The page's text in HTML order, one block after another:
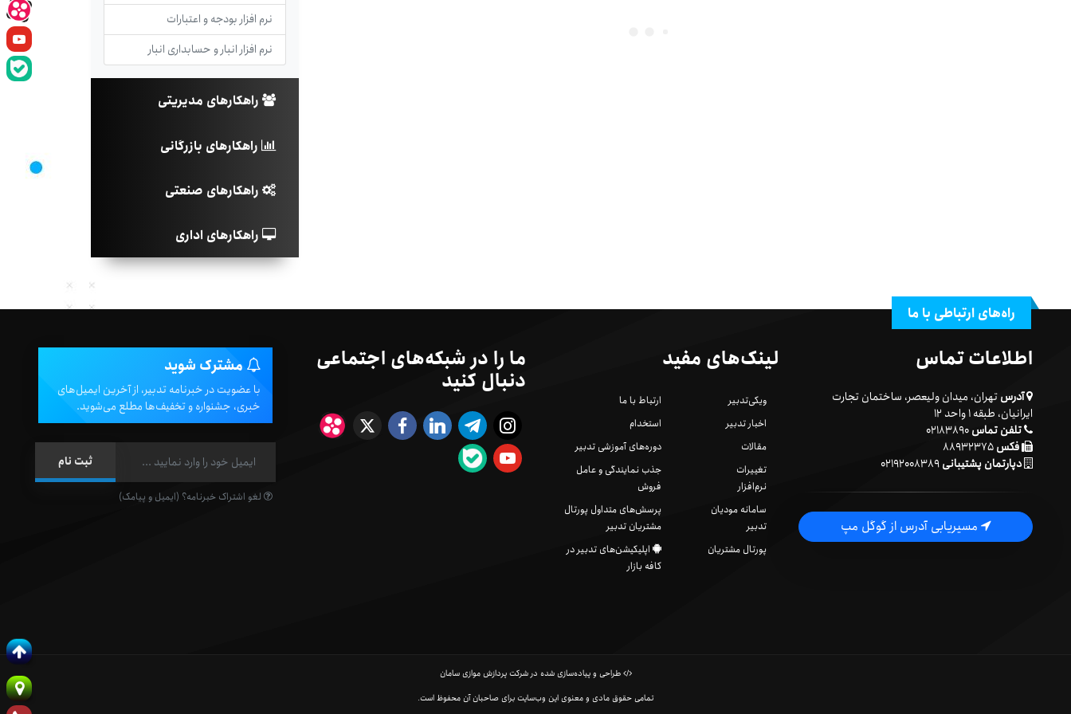
نرم افزار بودجه و اعتبارات
نرم افزار انبار و حسابداری انبار
راهکارهای مدیریتی
راهکارهای بازرگانی
راهکارهای صنعتی
راهکارهای اداری
راه‌های ارتباطی با ما
اطلاعات تماس
آدرستهران، میدان ولیعصر، ساختمان تجارت
ایرانیان، طبقه ۱ واحد ۱۲
تلفن تماس۰۲۱۸۳۸۹۰
فکس
دپارتمان پشتیبانی۰۲۱۹۲۰۰۸۳۸۹
مسیریابی آدرس از گوگل مپ
لینک‌های مفید
ویکی‌تدبیر
اخبار تدبیر
مقالات
تغییرات
نرم‌افزار
سامانه مودیان
تدبیر
پورتال مشتریان
ارتباط با ما
استخدام
دوره‌های آموزشی تدبیر
جذب نمایندگی و عامل
فروش
پرسش‌های متداول پورتال
مشتریان تدبیر
اپلیکیشن‌های تدبیر در
کافه بازار
ما را در شبکه‌های اجتماعی
دنبال کنید مشترک شوید
با عضویت در خبرنامه تدبیر، از آخرین ایمیل‌های
خبری، جشنواره و تخفیف‌ها مطلع می‌شوید.
لغو اشتراک خبرنامه؟ (ایمیل و پیامک)
طراحی و پیاده‌سازی شده در شرکت پردازش موازی سامان
تمامی حقوق مادی و معنوی این وب‌سایت برای صاحبان آن محفوظ است.